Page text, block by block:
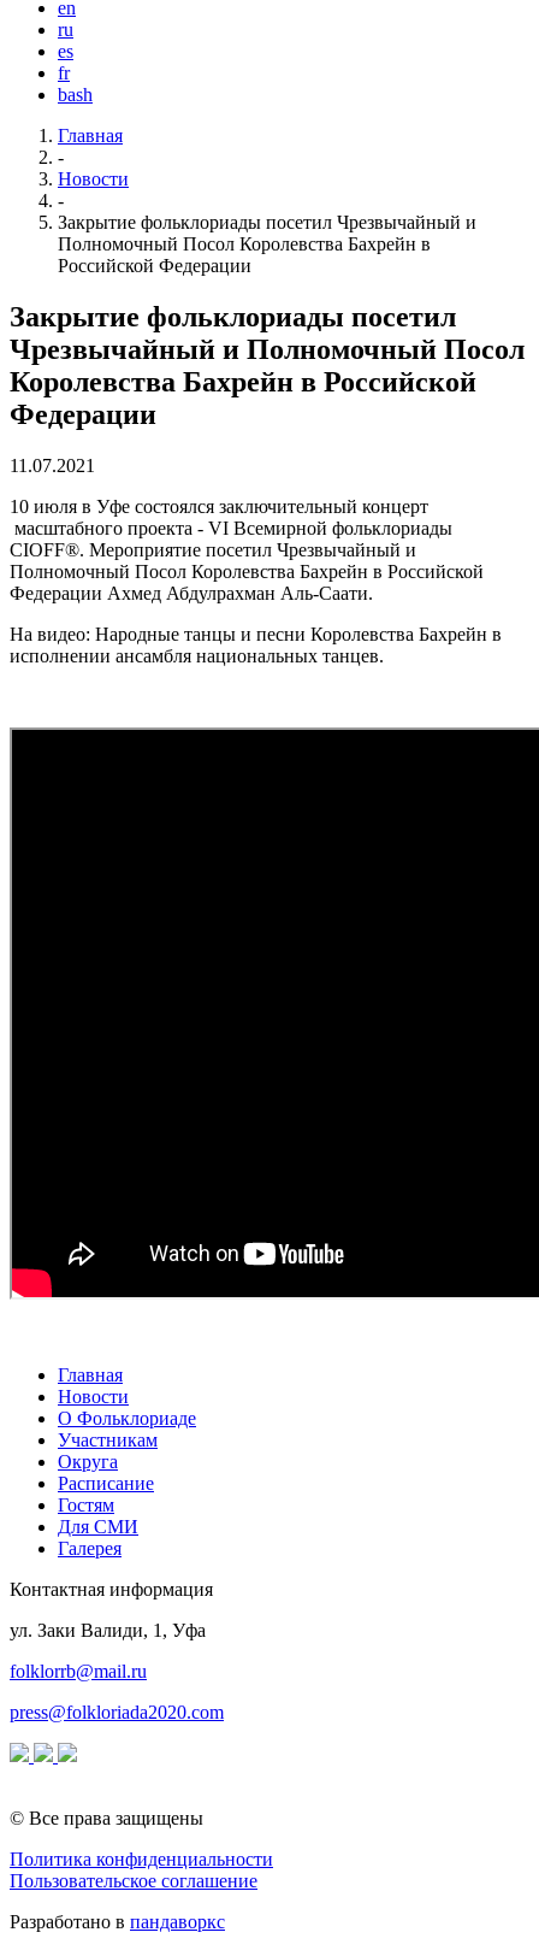
en
ru
es
fr
bash
Главная
-
Новости
-
Закрытие фольклориады посетил Чрезвычайный и
Полномочный Посол Королевства Бахрейн в
Российской Федерации
Закрытие фольклориады посетил
Чрезвычайный и Полномочный Посол
Королевства Бахрейн в Российской
Федерации
11.07.2021
10 июля в Уфе состоялся заключительный концерт
масштабного проекта - VI Всемирной фольклориады
CIOFF®️. Мероприятие посетил Чрезвычайный и
Полномочный Посол Королевства Бахрейн в Российской
Федерации Ахмед Абдулрахман Аль-Саати.
На видео: Народные танцы и песни Королевства Бахрейн в
исполнении ансамбля национальных танцев.
Главная
Новости
О Фольклориаде
Участникам
Округа
Расписание
Гостям
Для СМИ
Галерея
Контактная информация
ул. Заки Валиди, 1, Уфа
folklorrb@mail.ru
press@folkloriada2020.com
© Все права защищены
Политика конфиденциальности
Пользовательское соглашение
Разработано в пандаворкс